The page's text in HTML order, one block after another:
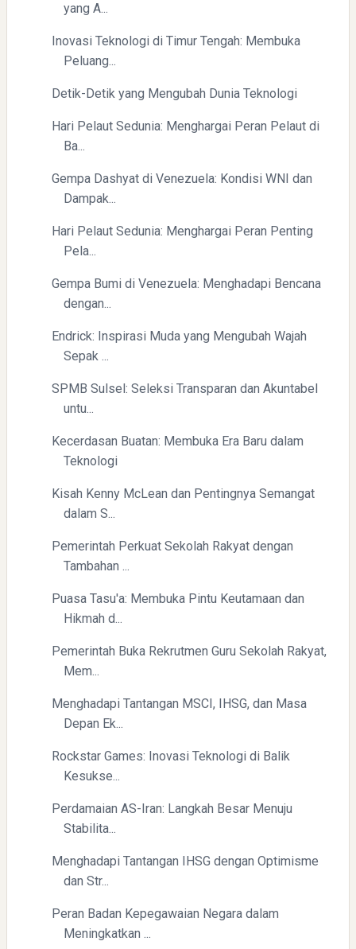
Yaqut Cholil Qoumas: Kisah Inspiratif di Balik Kasus Hukum
Menyongsong Masa Depan Buruh Indonesia dengan
Yaqut Cholil Qoumas: Inspirasi Kepemimpinan dan
Directurat Jenderal Pajak: Langkah Signifikan Menuju
yang A...
Inovasi Teknologi di Timur Tengah: Membuka
Peluang...
Detik-Detik yang Mengubah Dunia Teknologi
Hari Pelaut Sedunia: Menghargai Peran Pelaut di
Ba...
Gempa Dashyat di Venezuela: Kondisi WNI dan
Dampak...
Hari Pelaut Sedunia: Menghargai Peran Penting
Pela...
Gempa Bumi di Venezuela: Menghadapi Bencana
dengan...
Endrick: Inspirasi Muda yang Mengubah Wajah
Sepak ...
SPMB Sulsel: Seleksi Transparan dan Akuntabel
untu...
Kecerdasan Buatan: Membuka Era Baru dalam
Teknologi
Kisah Kenny McLean dan Pentingnya Semangat
dalam S...
Pemerintah Perkuat Sekolah Rakyat dengan
Tambahan ...
Puasa Tasu'a: Membuka Pintu Keutamaan dan
Hikmah d...
Pemerintah Buka Rekrutmen Guru Sekolah Rakyat,
Mem...
Menghadapi Tantangan MSCI, IHSG, dan Masa
Depan Ek...
Rockstar Games: Inovasi Teknologi di Balik
Kesukse...
Perdamaian AS-Iran: Langkah Besar Menuju
Stabilita...
Menghadapi Tantangan IHSG dengan Optimisme
dan Str...
Peran Badan Kepegawaian Negara dalam
Meningkatkan ...